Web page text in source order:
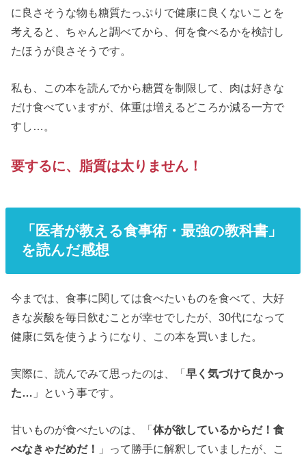
に良さそうな物も糖質たっぷりで健康に良くないことを
考えると、ちゃんと調べてから、何を食べるかを検討し
たほうが良さそうです。
私も、この本を読んでから糖質を制限して、肉は好きな
だけ食べていますが、体重は増えるどころか減る一方で
すし…。
要するに、脂質は太りません！
「医者が教える食事術・最強の教科書」
を読んだ感想
今までは、食事に関しては食べたいものを食べて、大好
きな炭酸を毎日飲むことが幸せでしたが、30代になって
健康に気を使うようになり、この本を買いました。
実際に、読んでみて思ったのは、「早く気づけて良かっ
た… 」という事です。
甘いものが食べたいのは、「体が欲しているからだ！食
べなきゃだめだ！
」って勝手に解釈していましたが、こ